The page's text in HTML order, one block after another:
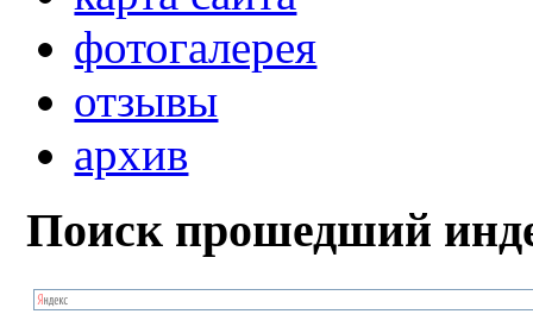
фотогалерея
отзывы
архив
Поиск прошедший